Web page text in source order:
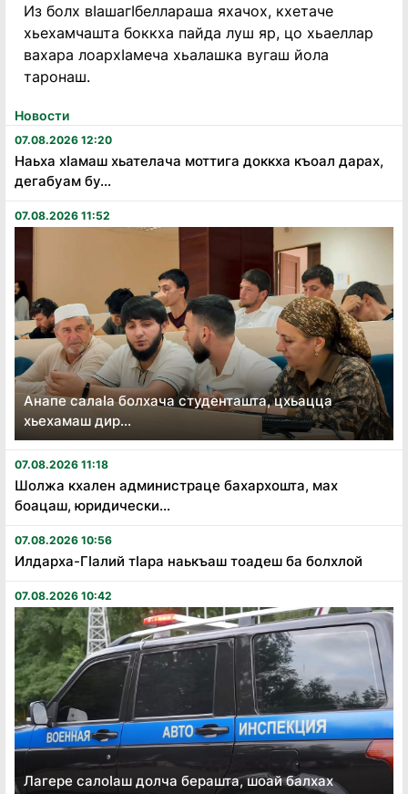
Новости
07.08.2026 12:20
Наьха хӏамаш хьателача моттига доккха къоал дарах,
дегабуам бу...
07.08.2026 11:52
Анапе салаӏа болхача студенташта, цхьацца
хьехамаш дир...
07.08.2026 11:18
Шолжа кхален администраце бахархошта, мах
боацаш, юридически...
07.08.2026 10:56
Илдарха-Гӏалий тӏара наькъаш тоадеш ба болхлой
07.08.2026 10:42
Лагере салоӏаш долча берашта, шоай балхах
Из болх вӀашагӀбеллараша яхачох, кхетаче
хьехамчашта боккха пайда луш яр, цо хьаеллар
вахара лоархӀамеча хьалашка вугаш йола
таронаш.